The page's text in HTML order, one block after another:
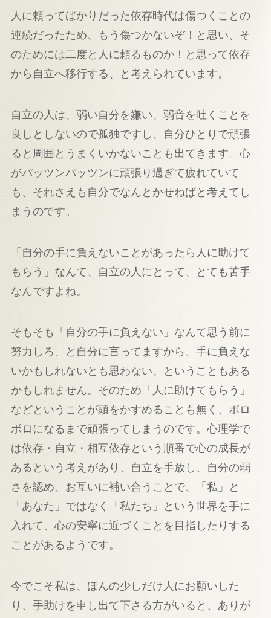
人に頼ってばかりだった依存時代は傷つくことの
連続だったため、もう傷つかないぞ！と思い、そ
のためには二度と人に頼るものか！と思って依存
から自立へ移行する、と考えられています。
自立の人は、弱い自分を嫌い、弱音を吐くことを
良しとしないので孤独ですし、自分ひとりで頑張
ると周囲とうまくいかないことも出てきます。心
がパッツンパッツンに頑張り過ぎて疲れていて
も、それさえも自分でなんとかせねばと考えてし
まうのです。
「自分の手に負えないことがあったら人に助けて
もらう」なんて、自立の人にとって、とても苦手
なんですよね。
そもそも「自分の手に負えない」なんて思う前に
努力しろ、と自分に言ってますから、手に負えな
いかもしれないとも思わない、ということもある
かもしれません。そのため「人に助けてもらう」
などということが頭をかすめることも無く、ボロ
ボロになるまで頑張ってしまうのです。心理学で
は依存・自立・相互依存という順番で心の成長が
あるという考えがあり、自立を手放し、自分の弱
さを認め、お互いに補い合うことで、「私」と
「あなた」ではなく「私たち」という世界を手に
入れて、心の安寧に近づくことを目指したりする
ことがあるようです。
今でこそ私は、ほんの少しだけ人にお願いした
り、手助けを申し出て下さる方がいると、ありが